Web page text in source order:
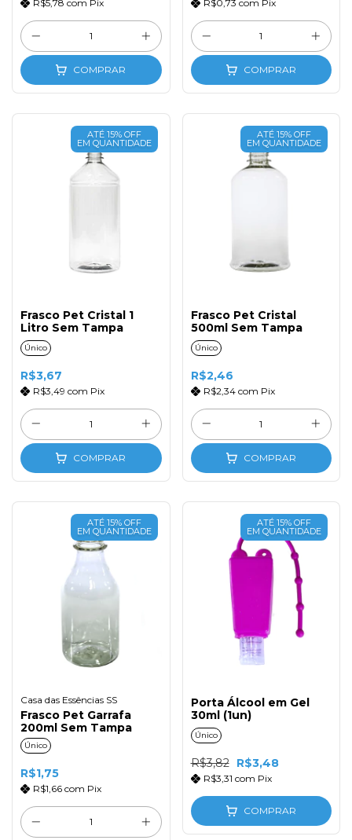
R$5,78 com Pix
COMPRAR
R$0,73 com Pix
COMPRAR
ATÉ 15% OFF
EM QUANTIDADE
Frasco Pet Cristal 1
Litro Sem Tampa
Único
R$3,67
R$3,49 com Pix
COMPRAR
ATÉ 15% OFF
EM QUANTIDADE
Frasco Pet Cristal
500ml Sem Tampa
Único
R$2,46
R$2,34 com Pix
COMPRAR
ATÉ 15% OFF
EM QUANTIDADE
Casa das Essências SS
Frasco Pet Garrafa
200ml Sem Tampa
Único
R$1,75
R$1,66 com Pix
ATÉ 15% OFF
EM QUANTIDADE
Porta Álcool em Gel
30ml (1un)
Único
R$3,82 R$3,48
R$3,31 com Pix
COMPRAR